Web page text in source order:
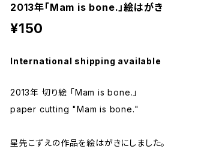
2013年「Mam is bone.」絵はがき
¥150
International shipping available
2013年 切り絵 「Mam is bone.」
paper cutting "Mam is bone."
星先こずえの作品を絵はがきにしました。